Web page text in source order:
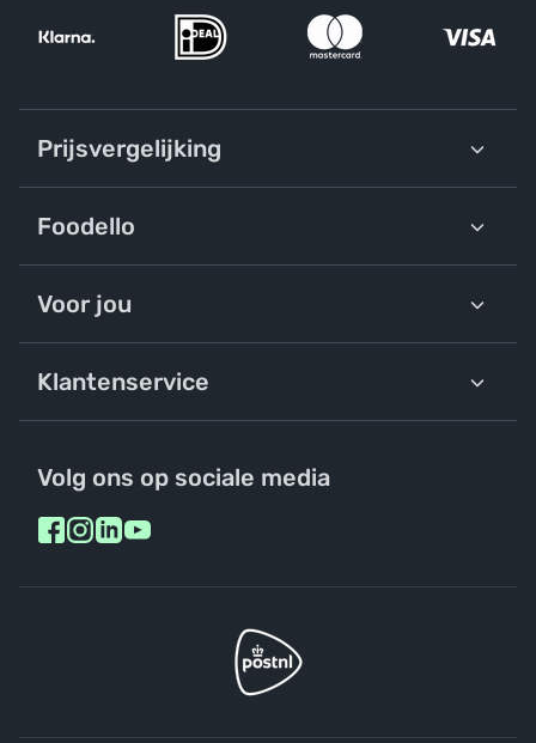
Prijsvergelijking
Foodello
Voor jou
Klantenservice
Volg ons op sociale media